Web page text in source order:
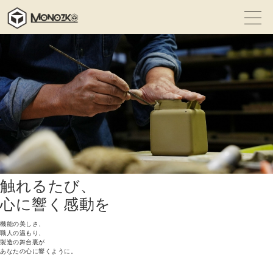
触れるたび、
心に響く感動を
機能の美しさ、
職人の温もり、
製造の舞台裏が
あなたの心に響くように。